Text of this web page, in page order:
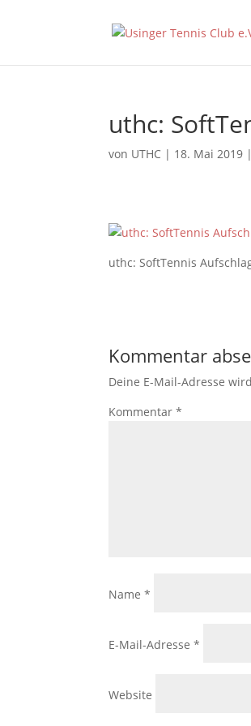
uthc:
von UTHC | 18. Mai 2019
uthc: SoftTennis
Kommentar
Deine E-Mail-Adresse
Kommentar*
Name*
E-Mail-Adresse*
Website